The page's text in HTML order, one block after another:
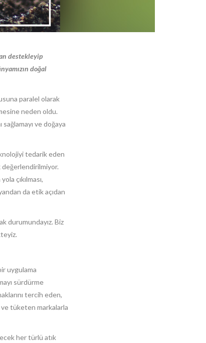
destekleyip
doğal
paralel olarak
neden oldu.
ve doğaya
tedarik eden
çıkılması,
da etik açıdan
durumundayız. Biz
uygulama
sürdürme
tercih eden,
ve tüketen markalarla
her türlü atık